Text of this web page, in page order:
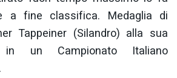
a fine classifica. Medaglia di
Tappeiner (Silandro) alla sua
un Campionato Italiano